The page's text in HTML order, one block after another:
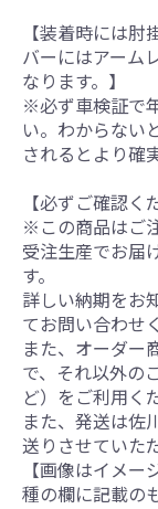
【装着時には
バーにはアーム
なります。】
※必ず車検証で
い。わからない
されるとより確
【必ずご確認く
※この商品はご
受注生産でお届
す。
詳しい納期をお
てお問い合わせ
また、オーダー
で、それ以外の
ど）をご利用く
また、発送は佐
送りさせていた
【画像はイメ
種の欄に記載の